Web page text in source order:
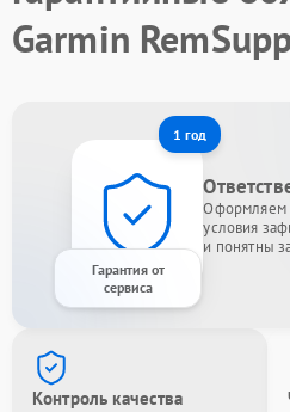
Garmin
1 год
Гарантия от
сервиса
Оформляем
условия
и понятны
Контроль качества